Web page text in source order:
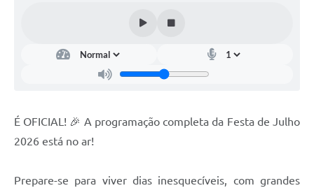
É OFICIAL! 🎉 A programação completa da Festa de Julho
2026 está no ar!
Prepare-se para viver dias inesquecíveis, com grandes